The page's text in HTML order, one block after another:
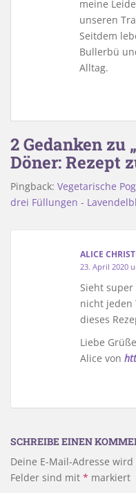
meine
unseren
Seitdem
Bullerbü
Alltag.
2 Gedanken zu
Döner: Rezept
Pingback: Vegetarische
drei Füllungen -
ALICE
23. April 2020
Sieht super
nicht jeden
dieses
Liebe Grüße
Alice von
SCHREIBE EINEN
Deine E-Mail-Adresse
Felder sind mit * markiert